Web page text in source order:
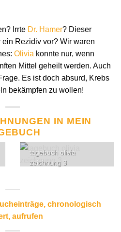
Irrte Dr. Hamer? Dieser
Rezidiv vor? Wir waren
Olivia konnte nur, wenn
Mittel geheilt werden. Auch
Es ist doch absurd, Krebs
bekämpfen zu wollen!
IN MEIN
tagebuch olivia
zeichnung 3
chronologisch
aufrufen